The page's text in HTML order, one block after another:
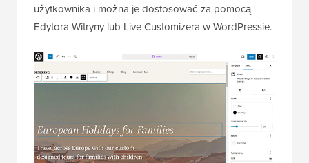
użytkownika i można je dostosować za pomocą
Edytora Witryny lub Live Customizera w WordPressie.